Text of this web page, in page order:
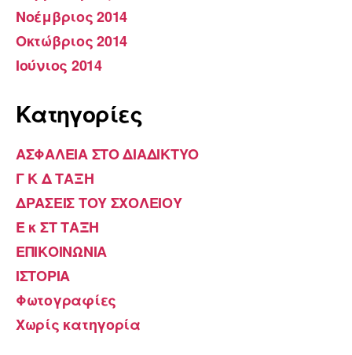
Νοέμβριος 2014
Οκτώβριος 2014
Ιούνιος 2014
Kατηγορίες
ΑΣΦΑΛΕΙΑ ΣΤΟ ΔΙΑΔΙΚΤΥΟ
Γ Κ Δ ΤΑΞΗ
ΔΡΑΣΕΙΣ ΤΟΥ ΣΧΟΛΕΙΟΥ
Ε κ ΣΤ ΤΑΞΗ
ΕΠΙΚΟΙΝΩΝΙΑ
ΙΣΤΟΡΙΑ
Φωτογραφίες
Χωρίς κατηγορία